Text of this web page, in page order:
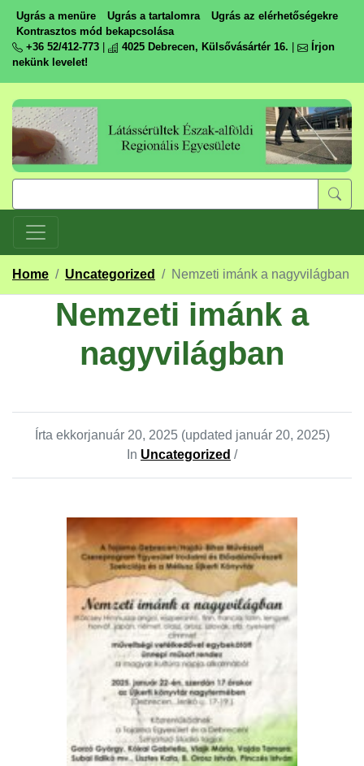
Ugrás a menüre Ugrás a tartalomra
Ugrás az elérhetőségekre
Kontrasztos mód bekapcsolása
+36 52/412-773
4025 Debrecen, Külsővásártér 16.
Írjon
nekünk levelet!
Home / Uncategorized / Nemzeti imánk a nagyvilágban
Nemzeti imánk a
nagyvilágban
Írta ekkorjanuár 20, 2025 (updated január 20, 2025)
In Uncategorized /